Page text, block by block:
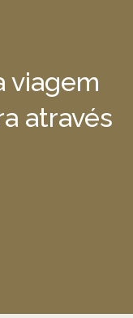
viagem
através